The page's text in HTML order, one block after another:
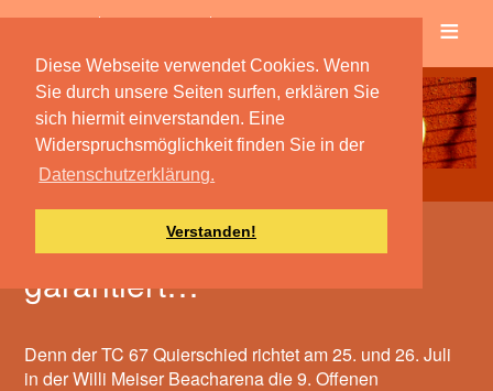
Diese Webseite verwendet Cookies. Wenn
Sie durch unsere Seiten surfen, erklären Sie
sich hiermit einverstanden. Eine
Widerspruchsmöglichkeit finden Sie in der
Datenschutzerklärung.
Verstanden!
≡
Spektakuläre Ballwechsel
garantiert…
Denn der TC 67 Quierschied richtet am 25. und 26. Juli
in der Willi Meiser Beacharena die 9. Offenen